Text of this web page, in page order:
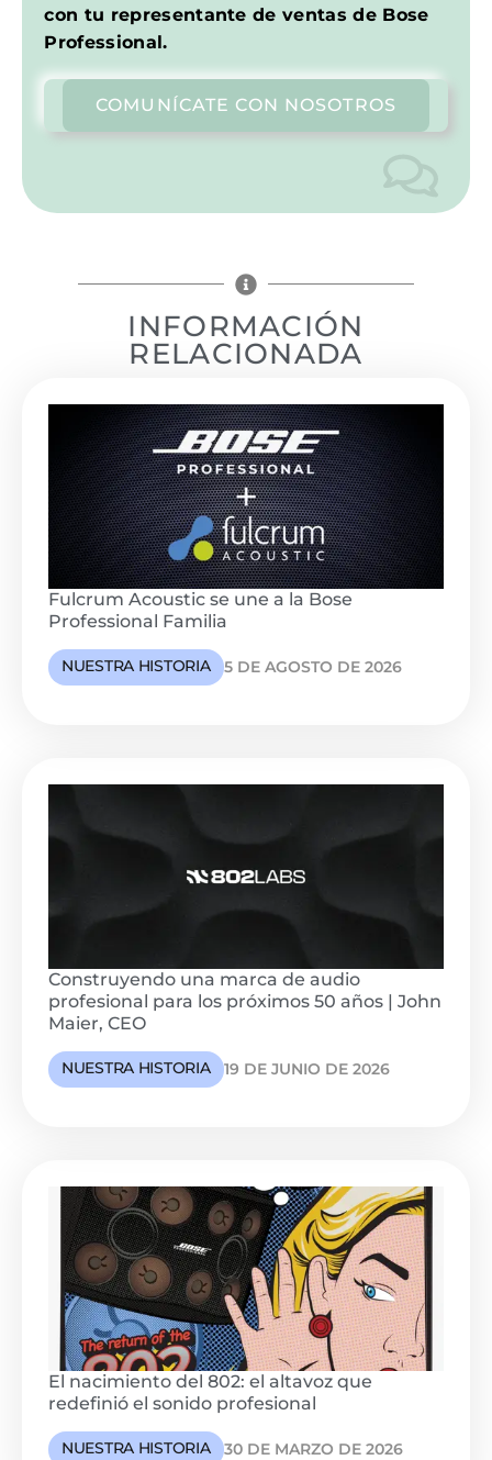
con tu representante de ventas de Bose
Professional.
COMUNÍCATE CON NOSOTROS
INFORMACIÓN
RELACIONADA
Fulcrum Acoustic se une a la Bose
Professional Familia
NUESTRA HISTORIA 5 DE AGOSTO DE 2026
Construyendo una marca de audio
profesional para los próximos 50 años | John
Maier, CEO
NUESTRA HISTORIA 19 DE JUNIO DE 2026
El nacimiento del 802: el altavoz que
redefinió el sonido profesional
NUESTRA HISTORIA 30 DE MARZO DE 2026